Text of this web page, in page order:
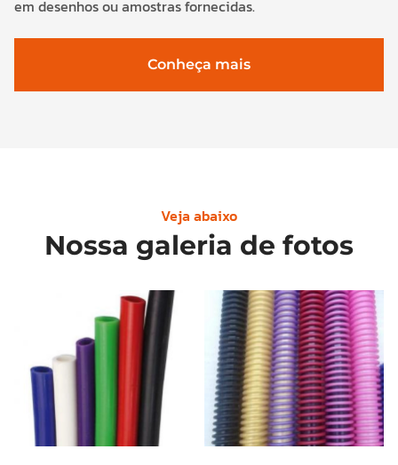
em desenhos ou amostras fornecidas.
Conheça mais
Veja abaixo
Nossa galeria de fotos